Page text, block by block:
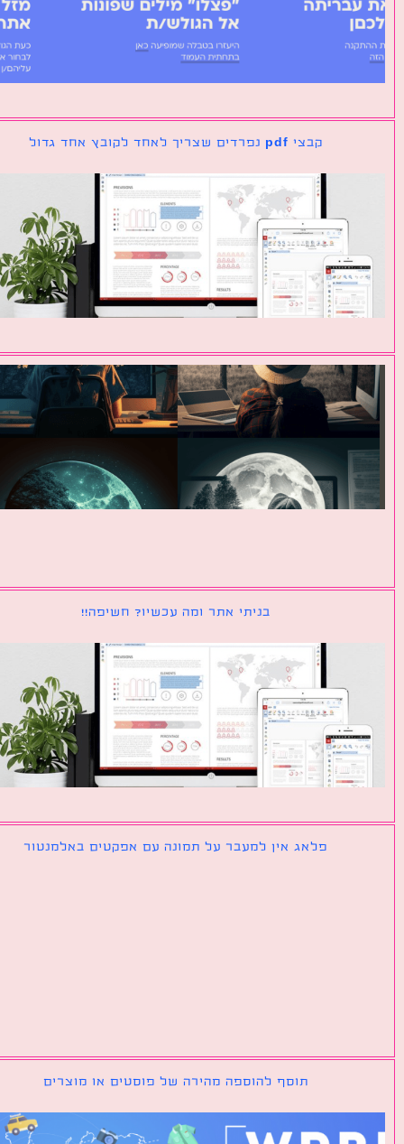
בניתי אתר ומה עכשיו? חשיפה!!
פלאג אין למעבר על תמונה עם אפקטים באלמנטור
תוסף להוספה מהירה של פוסטים או מוצרים